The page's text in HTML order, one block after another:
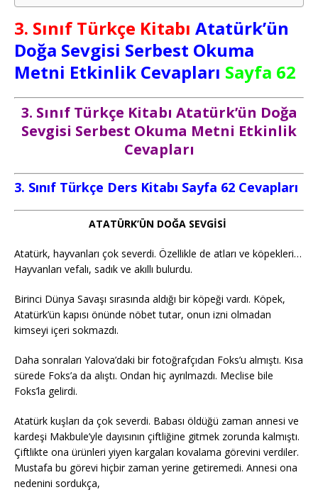
3. Sınıf Türkçe Kitabı Atatürk’ün
Doğa Sevgisi Serbest Okuma
Metni Etkinlik Cevapları Sayfa 62
3. Sınıf Türkçe Kitabı Atatürk’ün Doğa
Sevgisi Serbest Okuma Metni Etkinlik
Cevapları
3. Sınıf Türkçe Ders Kitabı Sayfa 62 Cevapları
ATATÜRK’ÜN DOĞA SEVGİSİ
Atatürk, hayvanları çok severdi. Özellikle de atları ve köpekleri…
Hayvanları vefalı, sadık ve akıllı bulurdu.
Birinci Dünya Savaşı sırasında aldığı bir köpeği vardı. Köpek,
Atatürk’ün kapısı önünde nöbet tutar, onun izni olmadan
kimseyi içeri sokmazdı.
Daha sonraları Yalova’daki bir fotoğrafçıdan Foks’u almıştı. Kısa
sürede Foks’a da alıştı. Ondan hiç ayrılmazdı. Meclise bile
Foks’la gelirdi.
Atatürk kuşları da çok severdi. Babası öldüğü zaman annesi ve
kardeşi Makbule’yle dayısının çiftliğine gitmek zorunda kalmıştı.
Çiftlikte ona ürünleri yiyen kargaları kovalama görevini verdiler.
Mustafa bu görevi hiçbir zaman yerine getiremedi. Annesi ona
nedenini sordukça,